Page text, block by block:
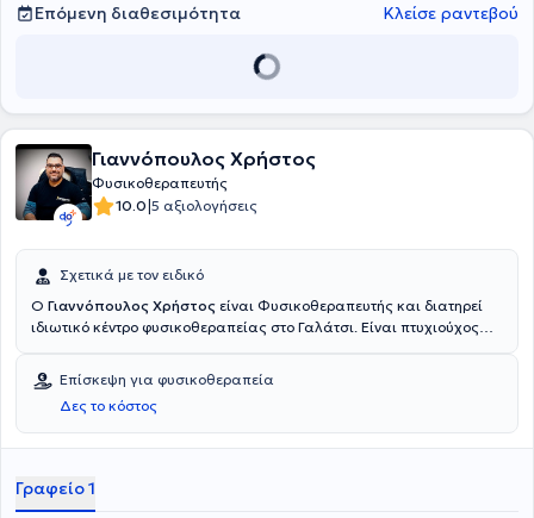
Επόμενη διαθεσιμότητα Κλείσε ραντεβού
Γιαννόπουλος Χρήστος
Φυσικοθεραπευτής
10.0|5 αξιολογήσεις
Σχετικά με τον ειδικό
Ο Γιαννόπουλος Χρήστος είναι Φυσικοθεραπευτής και διατηρεί
ιδιωτικό κέντρο φυσικοθεραπείας στο Γαλάτσι. Είναι πτυχιούχος
παρακολουθήσει πλήθος σεμιναρίων. Διαθέτει πολυετή εμπειρία
στο χώρο της αποκατάστασης έχοντας εργαστεί σε Ελλάδα και
εξωτερικό. Πιο συγκεκριμένα, εργάστηκε στο Central Hospital of
Mikkeli στην Φινλανδία, αποκτώντας εμπειρία σε πλήθος
Επίσκεψη για φυσικοθεραπεία
Δες το κόστος
Γραφείο 1